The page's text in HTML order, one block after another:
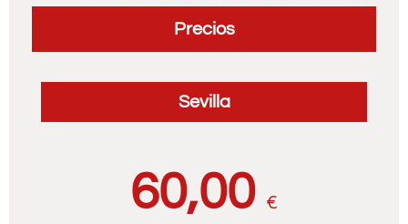
Precios
Sevilla
60,00 €